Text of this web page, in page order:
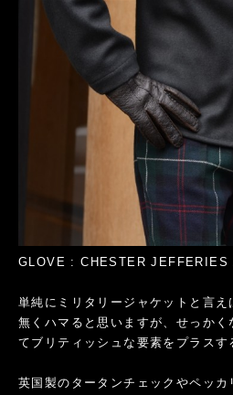
GLOVE : CHESTER JEFFERIES
単純にミリタリージャケットと言
無くハマると思いますが、せっか
てブリティッシュな要素をプラスす
英国製のタータンチェックやペッ